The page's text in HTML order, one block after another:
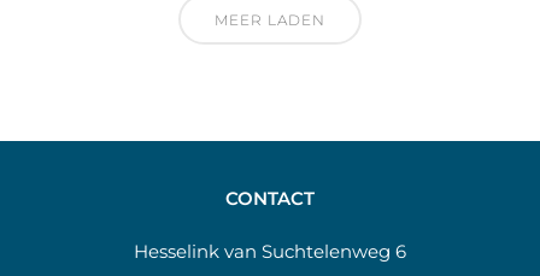
MEER LADEN
CONTACT
Hesselink van Suchtelenweg 6